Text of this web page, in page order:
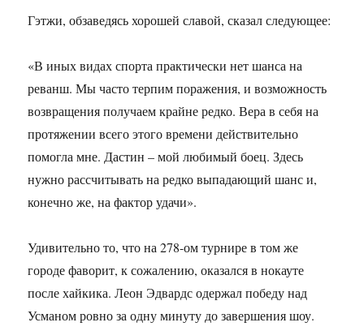
Гэтжи, обзаведясь хорошей славой, сказал следующее:
«В иных видах спорта практически нет шанса на
реванш. Мы часто терпим поражения, и возможность
возвращения получаем крайне редко. Вера в себя на
протяжении всего этого времени действительно
помогла мне. Дастин – мой любимый боец. Здесь
нужно рассчитывать на редко выпадающий шанс и,
конечно же, на фактор удачи».
Удивительно то, что на 278-ом турнире в том же
городе фаворит, к сожалению, оказался в нокауте
после хайкика. Леон Эдвардс одержал победу над
Усманом ровно за одну минуту до завершения шоу.